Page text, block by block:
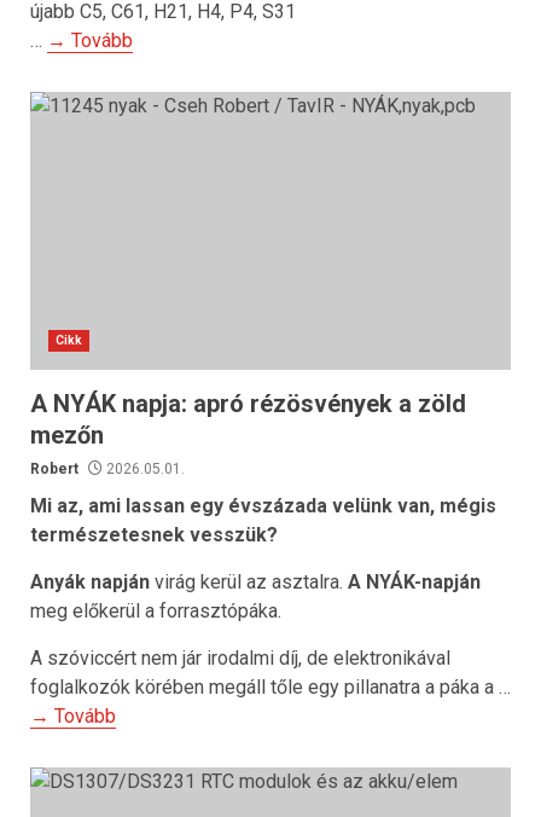
újabb C5, C61, H21, H4, P4, S31
… → Tovább
Cikk
A NYÁK napja: apró rézösvények a zöld
mezőn
Robert 2026.05.01.
Mi az, ami lassan egy évszázada velünk van, mégis
természetesnek vesszük?
Anyák napján virág kerül az asztalra. A NYÁK-napján
meg előkerül a forrasztópáka.
A szóviccért nem jár irodalmi díj, de elektronikával
foglalkozók körében megáll tőle egy pillanatra a páka a …
→ Tovább